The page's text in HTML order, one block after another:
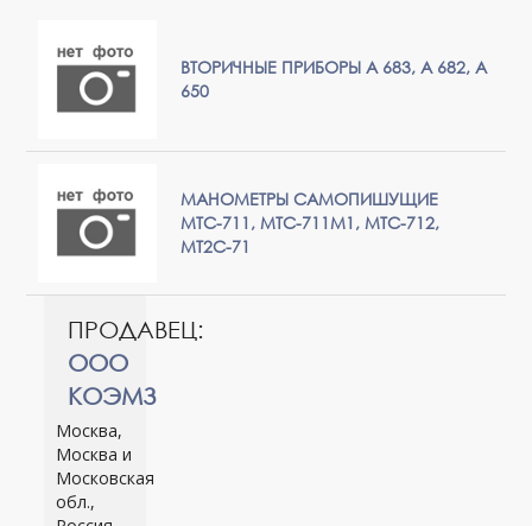
ВТОРИЧНЫЕ ПРИБОРЫ А 683, А 682, А
650
МАНОМЕТРЫ САМОПИШУЩИЕ
МТС-711, МТС-711М1, МТС-712,
МТ2С-71
ПРОДАВЕЦ:
ООО
КОЭМЗ
Москва,
Москва и
Московская
обл.,